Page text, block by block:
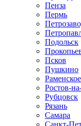
Пенза
Пермь
Подольск
Псков
Пушкино
Раменское
Ростов-
Рубцовск
Рязань
Самара
Санкт-